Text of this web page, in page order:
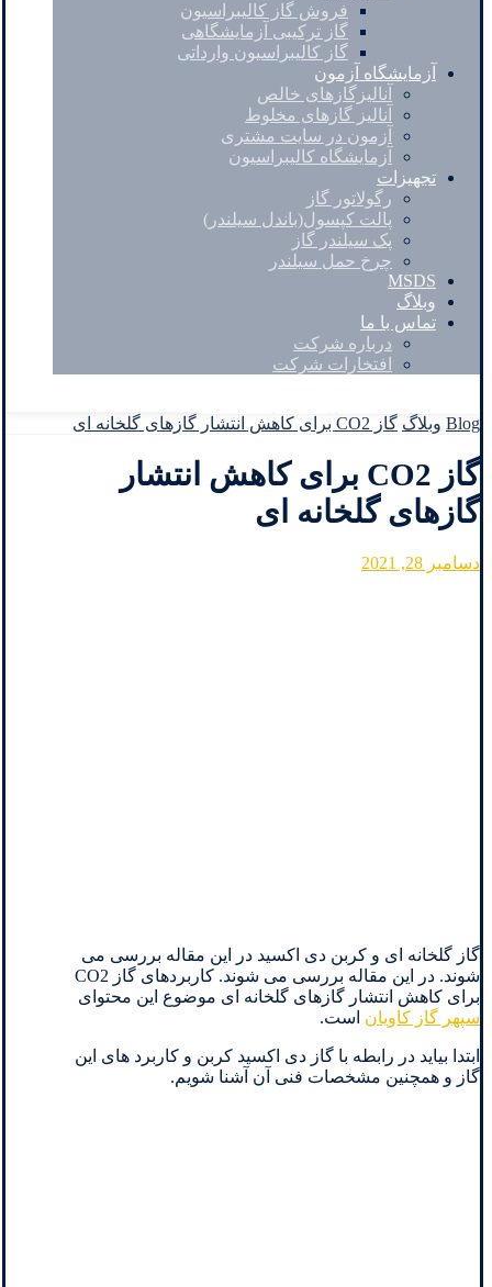
فروش گاز کالیبراسیون
گاز ترکیبی آزمایشگاهی
گاز کالیبراسیون وارداتی
آزمایشگاه آزمون
آنالیزگازهای خالص
آنالیز گازهای مخلوط
آزمون در سایت مشتری
آزمایشگاه کالیبراسیون
تجهیزات
رگولاتور گاز
پالت کپسول(باندل سیلندر)
پک سیلندر گاز
چرخ حمل سیلندر
MSDS
وبلاگ
تماس با ما
درباره شرکت
افتخارات شرکت
Blog وبلاگ گاز CO2 برای کاهش انتشار گازهای گلخانه ای
گاز CO2 برای کاهش انتشار
گازهای گلخانه ای
دسامبر 28, 2021
گاز گلخانه ای و کربن دی اکسید در این مقاله بررسی می
شوند. در این مقاله بررسی می شوند. کاربردهای گاز CO2
برای کاهش انتشار گازهای گلخانه ای موضوع این محتوای
سپهر گاز کاویان است.
ابتدا بیاید در رابطه با گاز دی اکسید کربن و کاربرد های این
گاز و همچنین مشخصات فنی آن آشنا شویم.